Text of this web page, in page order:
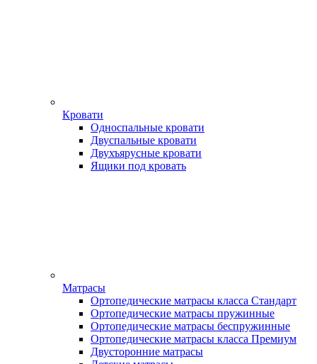
Кровати
Односпальные кровати
Двуспальные кровати
Двухъярусные кровати
Ящики под кровать
Матрасы
Ортопедические матрасы класса Стандарт
Ортопедические матрасы пружинные
Ортопедические матрасы беспружинные
Ортопедические матрасы класса Премиум
Двусторонние матрасы